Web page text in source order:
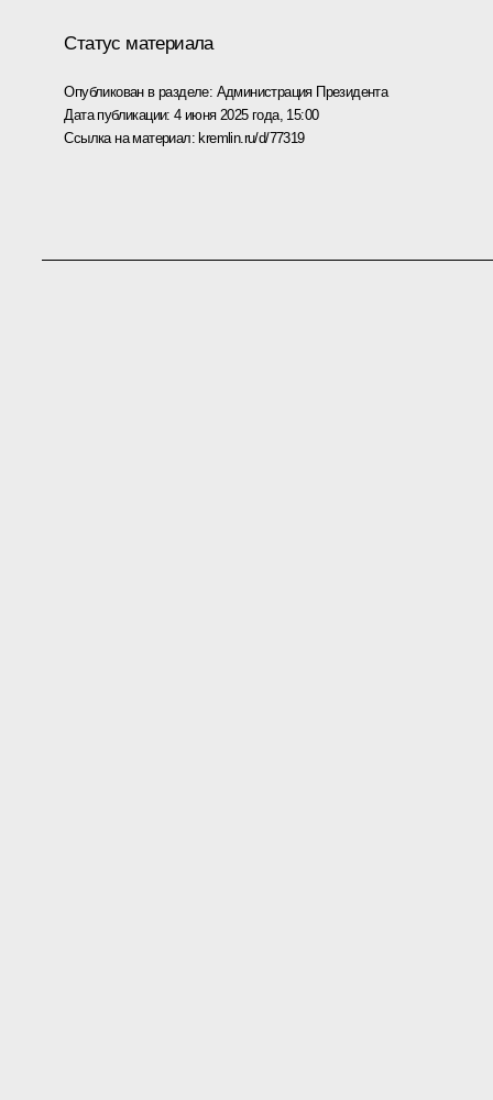
Статус материала
Опубликован в разделе: Администрация Президента
Дата публикации:4 июня 2025 года, 15:00
Ссылка на материал: kremlin.ru/d/77319